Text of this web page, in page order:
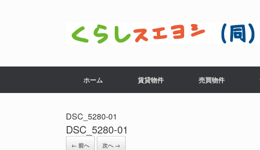
へ
ホーム 賃貸物件 売買物件
DSC_5280-01
DSC_5280-01
← 前へ 次へ →